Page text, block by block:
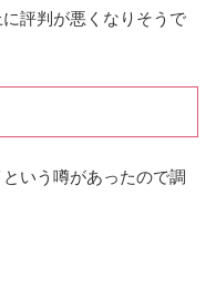
評判が悪くなりそうで
いう噂があったので調